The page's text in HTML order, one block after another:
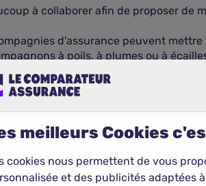
à collaborer afin de proposer
d'assurance peuvent
à poils, à plumes ou à
animaux, due à l'inflation et à
reste essentiel pour trouver un
de soutien à l'assurance
meilleurs Cookies
cookies nous permettent de vous
et des publicités adaptées